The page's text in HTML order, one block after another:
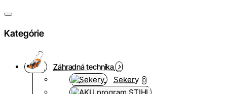
Kategórie
Záhradná technika
Sekery 0